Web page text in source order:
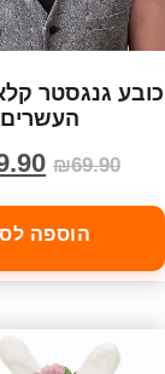
כובע גנגסטר
העשרים
₪69.90
הוספה